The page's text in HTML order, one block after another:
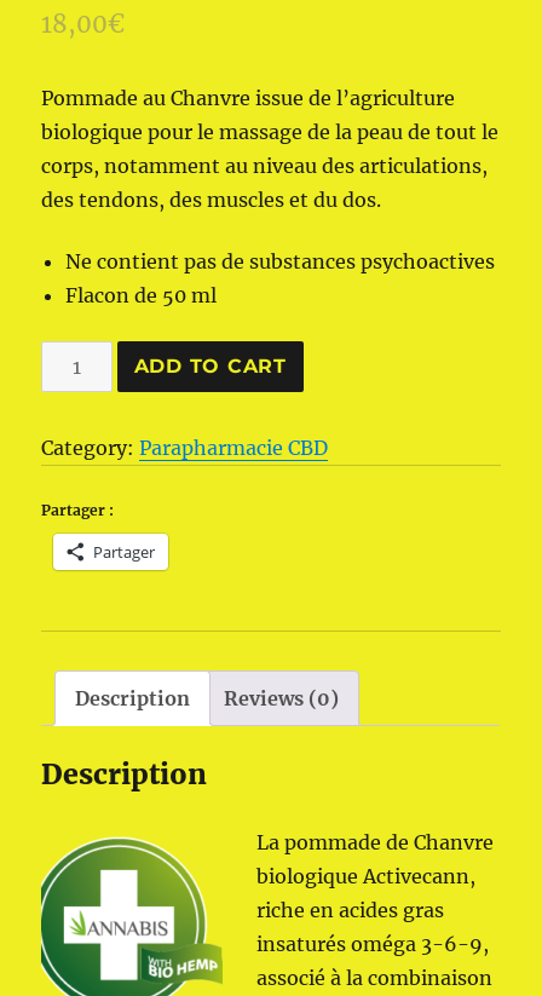
18,00€
Pommade au Chanvre issue de l’agriculture
biologique pour le massage de la peau de tout le
corps, notamment au niveau des articulations,
des tendons, des muscles et du dos.
Ne contient pas de substances psychoactives
Flacon de 50 ml
Baume
organique
de
ADD TO CART
Category:Parapharmacie CBD
Partager :
Partager
Description Reviews (0)
Description
La pommade de Chanvre
biologique Activecann,
riche en acides gras
insaturés oméga 3-6-9,
associé à la combinaison